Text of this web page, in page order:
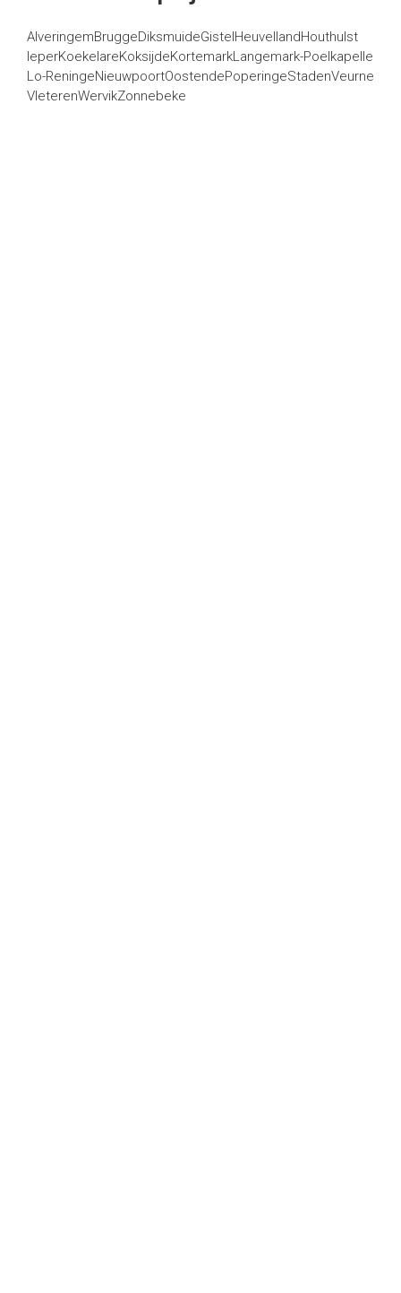
AlveringemBruggeDiksmuideGistelHeuvellandHouthulst
IeperKoekelareKoksijdeKortemarkLangemark-Poelkapelle
Lo-ReningeNieuwpoortOostendePoperingeStadenVeurne
VleterenWervikZonnebeke